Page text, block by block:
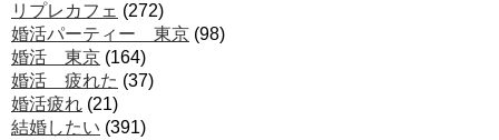
リプレカフェ (272)
婚活パーティー 東京 (98)
婚活 東京 (164)
婚活 疲れた (37)
婚活疲れ (21)
結婚したい (391)